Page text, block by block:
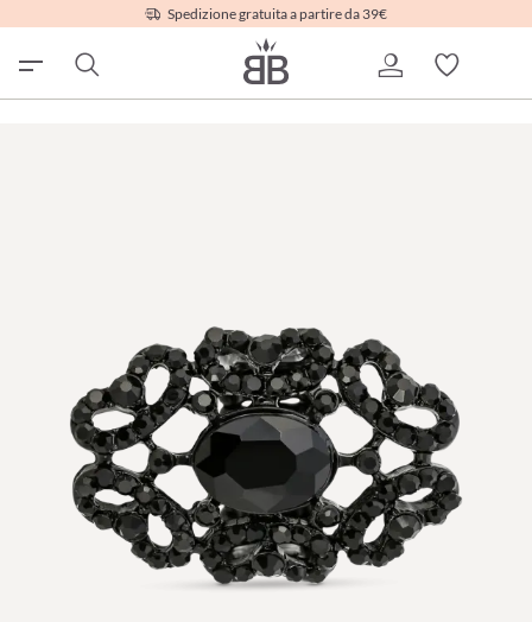
Spedizione gratuita a partire da 39€